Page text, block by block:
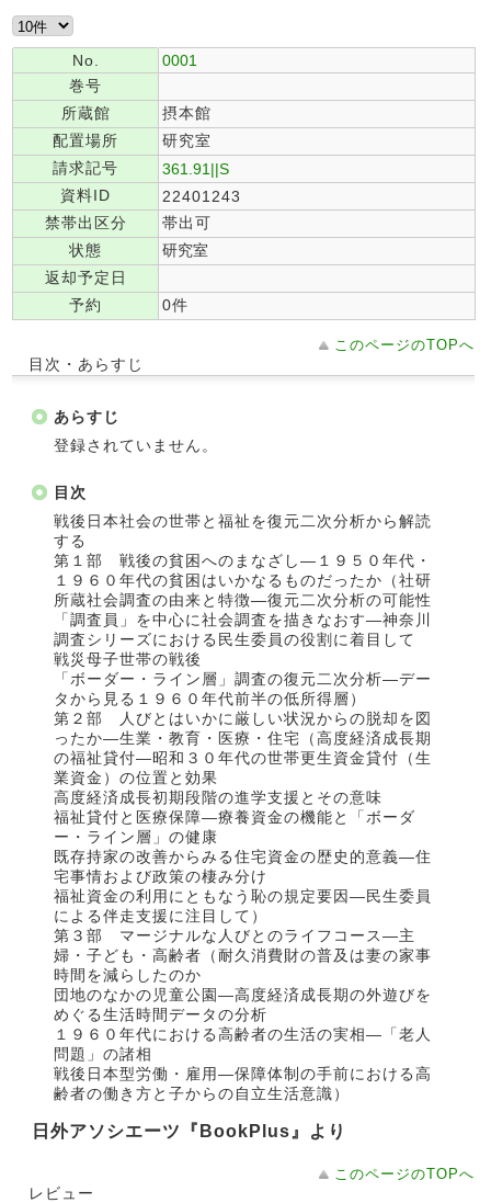
No.
0001
巻号
所蔵館
摂本館
配置場所
研究室
請求記号
361.91||S
資料ID
22401243
禁帯出区分
帯出可
状態
研究室
返却予定日
予約
0件
このページのTOPへ
目次・あらすじ
あらすじ
登録されていません。
目次
戦後日本社会の世帯と福祉を復元二次分析から解読
する
第１部 戦後の貧困へのまなざし―１９５０年代・
１９６０年代の貧困はいかなるものだったか（社研
所蔵社会調査の由来と特徴―復元二次分析の可能性
「調査員」を中心に社会調査を描きなおす―神奈川
調査シリーズにおける民生委員の役割に着目して
戦災母子世帯の戦後
「ボーダー・ライン層」調査の復元二次分析―デー
タから見る１９６０年代前半の低所得層）
第２部 人びとはいかに厳しい状況からの脱却を図
ったか―生業・教育・医療・住宅（高度経済成長期
の福祉貸付―昭和３０年代の世帯更生資金貸付（生
業資金）の位置と効果
高度経済成長初期段階の進学支援とその意味
福祉貸付と医療保障―療養資金の機能と「ボーダ
ー・ライン層」の健康
既存持家の改善からみる住宅資金の歴史的意義―住
宅事情および政策の棲み分け
福祉資金の利用にともなう恥の規定要因―民生委員
による伴走支援に注目して）
第３部 マージナルな人びとのライフコース―主
婦・子ども・高齢者（耐久消費財の普及は妻の家事
時間を減らしたのか
団地のなかの児童公園―高度経済成長期の外遊びを
めぐる生活時間データの分析
１９６０年代における高齢者の生活の実相―「老人
問題」の諸相
戦後日本型労働・雇用―保障体制の手前における高
齢者の働き方と子からの自立生活意識）
日外アソシエーツ『BookPlus』より
このページのTOPへ
レビュー